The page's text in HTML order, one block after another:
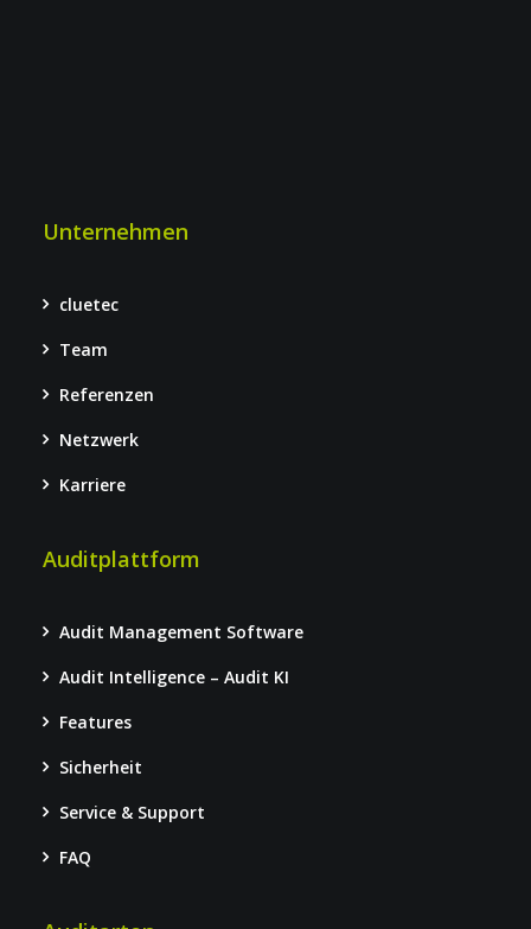
Unternehmen
cluetec
Team
Referenzen
Netzwerk
Karriere
Auditplattform
Audit Management Software
Audit Intelligence – Audit KI
Features
Sicherheit
Service & Support
FAQ